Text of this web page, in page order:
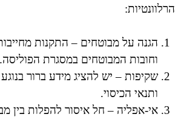
הרלוונטיות:
הגנה על מבוטחים – התקנות מחייבות
וחובות המבוטחים במסגרת הפוליסה.
שקיפות – יש להציג מידע ברור
ותנאי הכיסוי.
אי-אפליה – חל איסור להפלות בין